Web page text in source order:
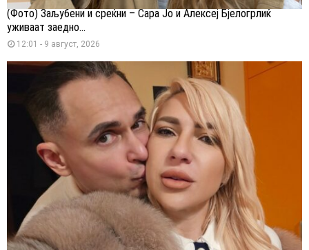
(Фото) Заљубени и среќни – Сара Јо и Алексеј Бјелогрлиќ
уживаат заедно...
12:01 - 9 август, 2026